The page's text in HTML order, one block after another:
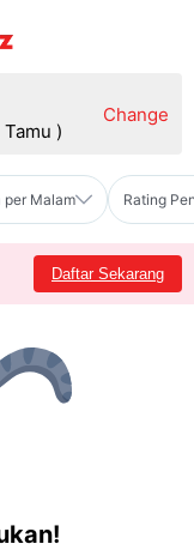
Tamu )
Change
per Malam Rating
Daftar Sekarang